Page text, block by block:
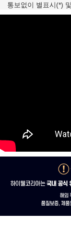
통보없이 별표시(*)